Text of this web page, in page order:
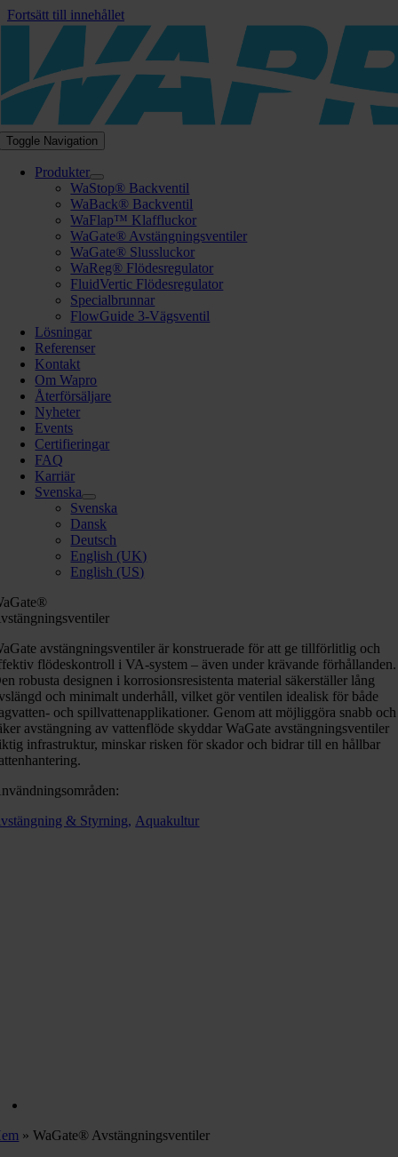
Fortsätt till innehållet
Toggle Navigation
Produkter
WaStop® Backventil
WaBack® Backventil
WaFlap™ Klaffluckor
WaGate® Avstängningsventiler
WaGate® Slussluckor
WaReg® Flödesregulator
FluidVertic Flödesregulator
Specialbrunnar
FlowGuide 3-Vägsventil
Lösningar
Referenser
Kontakt
Om Wapro
Återförsäljare
Nyheter
Events
Certifieringar
FAQ
Karriär
Svenska
Svenska
Dansk
Deutsch
English (UK)
English (US)
avstängningsventiler är konstruerade för att ge tillförlitlig och
flödeskontroll i VA-system – även under krävande förhållanden.
robusta designen i korrosionsresistenta material säkerställer lång
och minimalt underhåll, vilket gör ventilen idealisk för både
och spillvattenapplikationer. Genom att möjliggöra snabb och
avstängning av vattenflöde skyddar WaGate avstängningsventiler
infrastruktur, minskar risken för skador och bidrar till en hållbar
& Styrning, Aquakultur
»WaGate® Avstängningsventiler